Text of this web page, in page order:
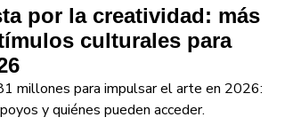
por la creatividad: más
culturales para
millones para impulsar el arte en 2026:
y quiénes pueden acceder.